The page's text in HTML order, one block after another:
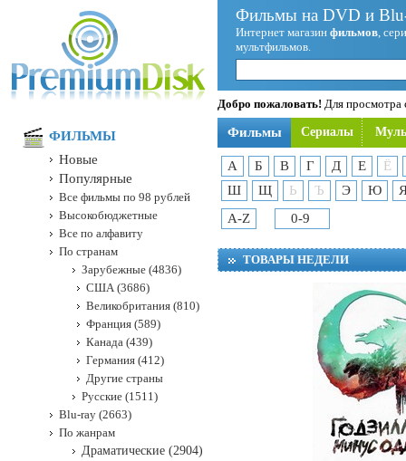
Фильмы на DVD и
Интернет магазин фильмов,
мультфильмов.
Добро пожаловать! Для просмотра
Фильмы Сериалы
А Б В Г Д Е
Ё
Ш
Щ Ь Ъ Э Ю
A-Z
0-9
ТОВАРЫ НЕДЕЛИ
ФИЛЬМЫ
Новые
Популярные
Все фильмы по 98 рублей
Высокобюджетные
Все по алфавиту
По странам
Зарубежные (4836)
США (3686)
Великобритания (810)
Франция (589)
Канада (439)
Германия (412)
Другие страны
Русские (1511)
Blu-ray (2663)
По жанрам
Драматические (2904)